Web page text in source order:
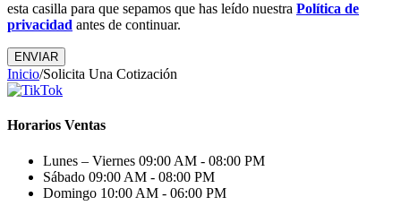
esta casilla para que sepamos que has leído nuestra Política de
privacidad antes de continuar.
Inicio/Solicita Una Cotización
Horarios Ventas
Lunes – Viernes 09:00 AM - 08:00 PM
Sábado 09:00 AM - 08:00 PM
Domingo 10:00 AM - 06:00 PM